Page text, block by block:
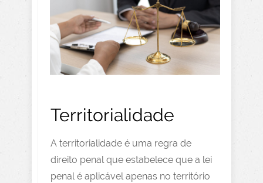
Territorialidade
A territorialidade é uma regra de
direito penal que estabelece que a lei
penal é aplicável apenas no território